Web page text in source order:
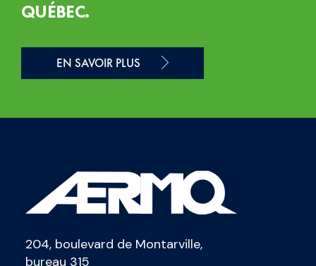
QUÉBEC.
EN SAVOIR PLUS
204, boulevard de Montarville,
bureau 315